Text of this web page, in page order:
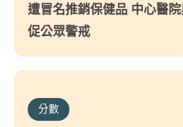
遭冒名推銷保健品 中心醫
促公眾警戒
分數